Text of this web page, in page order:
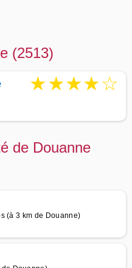
(2513)
★★★★☆
de Douanne
(à 3 km de Douanne)